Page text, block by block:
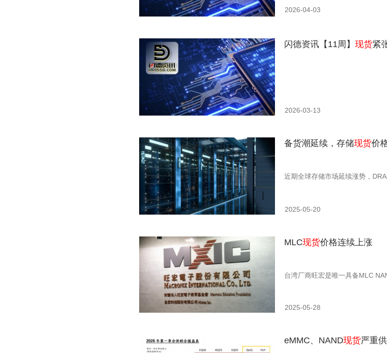
2026-04-03
闪德资讯【11周】 现货紧
2026-03-13
备货潮延续，存储现货价
近期全球存储市场延续涨势，
2025-05-20
MLC现货价格连续上涨
台湾厂商旺宏是唯一具备MLC
2025-05-28
eMMC、NAND现货严重